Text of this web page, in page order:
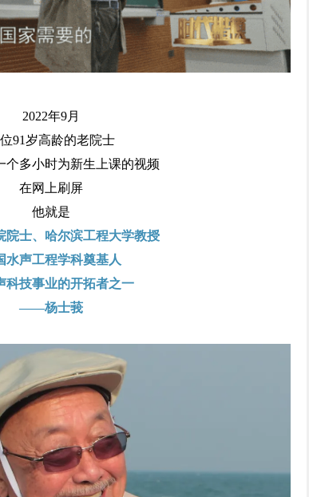
2022年9月
91岁高龄的老院士
个多小时为新生上课的视频
在网上刷屏
他就是
院士、哈尔滨工程大学教授
水声工程学科奠基人
科技事业的开拓者之一
——杨士莪